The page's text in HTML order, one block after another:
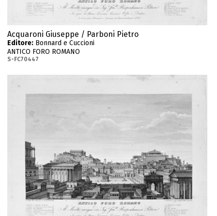
Acquaroni Giuseppe / Parboni Pietro
Editore: Bonnard e Cuccioni
ANTICO FORO ROMANO
S-FC70447